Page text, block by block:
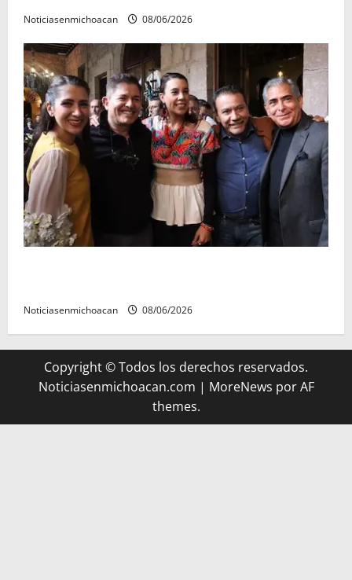
Noticiasenmichoacan 08/06/2026
Noticiasenmichoacan 08/06/2026
Copyright © Todos los derechos reservados.
Noticiasenmichoacan.com | MoreNews por AF
themes.